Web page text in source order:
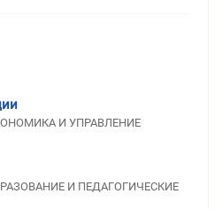
И УПРАВЛЕНИЕ
И ПЕДАГОГИЧЕСКИЕ